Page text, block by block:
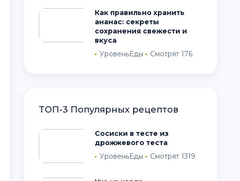
Как правильно хранить
ананас: секреты
сохранения свежести и
вкуса
УровеньЕды
Смотрят 176
ТОП-3 Популярных рецептов
Сосиски в тесте из
дрожжевого теста
УровеньЕды
Смотрят 1319